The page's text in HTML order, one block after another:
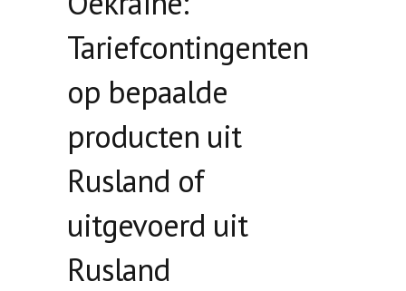
Tariefcontingenten
op bepaalde
producten uit
Rusland of
uitgevoerd uit
Rusland